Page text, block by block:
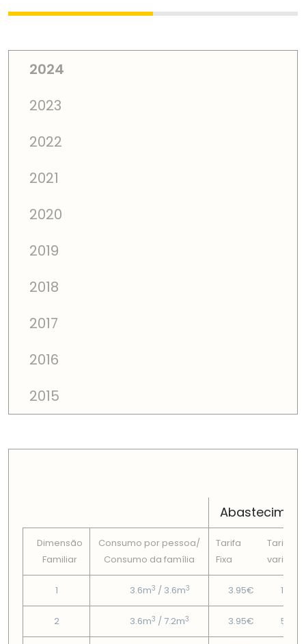
2024
2023
2022
2021
2020
2019
2018
2017
2016
2015
Dimensão
Familiar
Consumo por pessoa/
Consumo da famí­lia
Tarifa
Fixa
Tarifa
variável
1 3.6m3 / 3.6m3 3.95€ 1.87€
2 3.6m3 / 7.2m3 3.95€ 5.21€